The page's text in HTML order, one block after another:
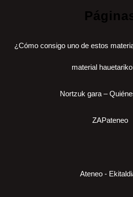
¿Cómo consigo uno de estos
material
Nortzuk gara –
ZAPateneo
Ateneo -